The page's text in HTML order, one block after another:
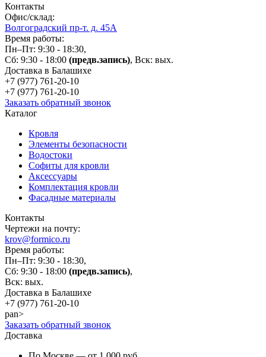
Контакты
Офис/склад:
Волгоградский пр-т. д. 45А
Время работы:
Пн–Пт: 9:30 - 18:30,
Сб: 9:30 - 18:00 (предв.запись), Вск: вых.
Доставка в Балашихе
+7 (977) 761-20-10
+7 (977) 761-20-10
Заказать обратный звонок
Каталог
Кровля
Элементы безопасности
Водостоки
Софиты для кровли
Аксессуары
Комплектация кровли
Фасадные материалы
Контакты
Чертежи на почту:
krov@formico.ru
Время работы:
Пн–Пт: 9:30 - 18:30,
Сб: 9:30 - 18:00 (предв.запись),
Вск: вых.
Доставка в Балашихе
+7 (977) 761-20-10
pan>
Заказать обратный звонок
Доставка